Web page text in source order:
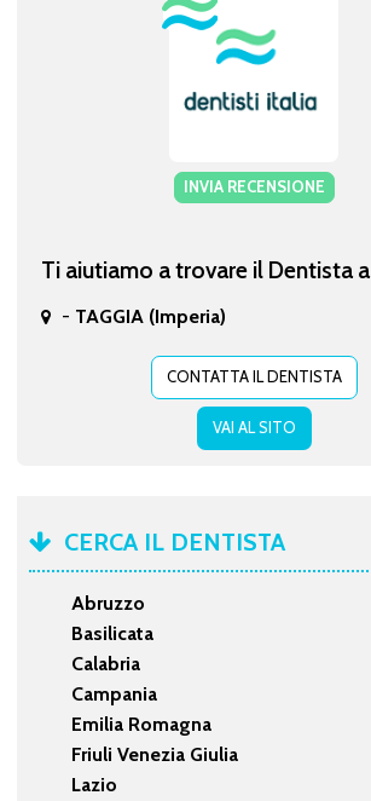
INVIA RECENSIONE
Ti aiutiamo a trovare il Dentista a
- TAGGIA (Imperia)
CONTATTA IL DENTISTA
VAI AL SITO
CERCA IL DENTISTA
Abruzzo
Basilicata
Calabria
Campania
Emilia Romagna
Friuli Venezia Giulia
Lazio